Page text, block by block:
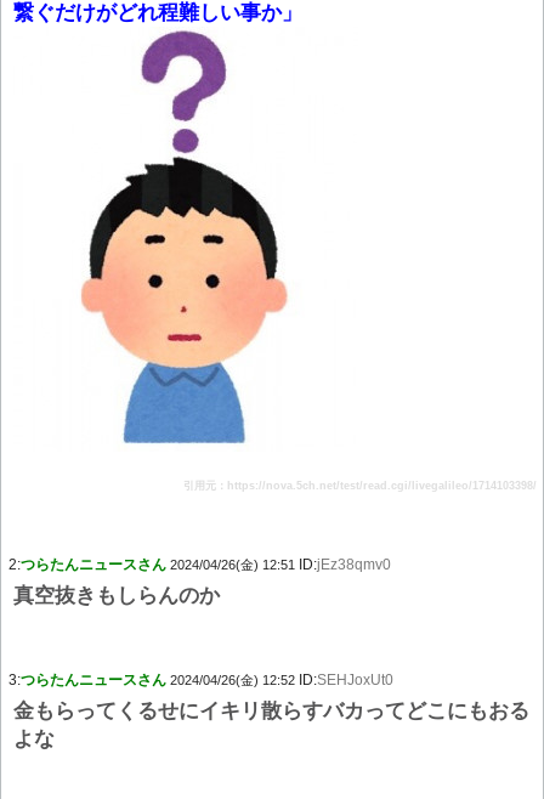
繋ぐだけがどれ程難しい事か」
引用元：https://nova.5ch.net/test/read.cgi/livegalileo/1714103398/
2:つらたんニュースさん 2024/04/26(金) 12:51 ID:jEz38qmv0
真空抜きもしらんのか
3:つらたんニュースさん 2024/04/26(金) 12:52 ID:SEHJoxUt0
金もらってくるせにイキリ散らすバカってどこにもおる
よな